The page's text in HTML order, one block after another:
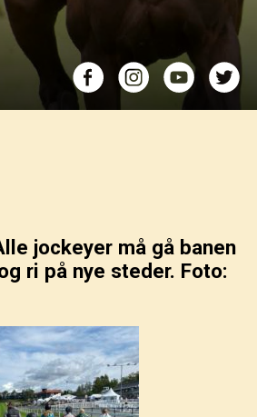
jockeyer må gå banen
ri på nye steder. Foto: